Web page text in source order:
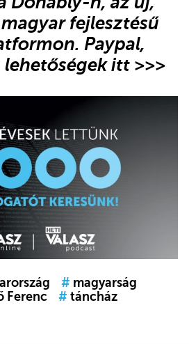
fejlesztésű
Paypal,
lehetőségek itt >>>
# magyarság
Ferenc # táncház